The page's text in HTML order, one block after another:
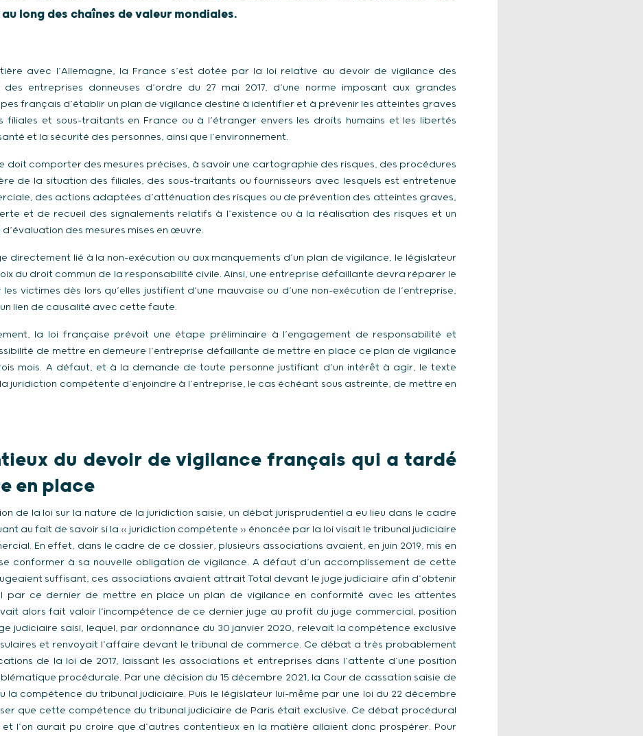
long des chaînes de valeur mondiales.
avec l’Allemagne, la France s’est dotée par la loi relative au devoir de vigilance des
entreprises donneuses d’ordre du 27 mai 2017, d’une norme imposant aux grandes
français d’établir un plan de vigilance destiné à identifier et à prévenir les atteintes graves
filiales et sous-traitants en France ou à l’étranger envers les droits humains et les libertés
et la sécurité des personnes, ainsi que l’environnement.
doit comporter des mesures précises, à savoir une cartographie des risques, des procédures
de la situation des filiales, des sous-traitants ou fournisseurs avec lesquels est entretenue
des actions adaptées d’atténuation des risques ou de prévention des atteintes graves,
et de recueil des signalements relatifs à l’existence ou à la réalisation des risques et un
des mesures mises en œuvre.
directement lié à la non-exécution ou aux manquements d’un plan de vigilance, le législateur
du droit commun de la responsabilité civile. Ainsi, une entreprise défaillante devra réparer le
victimes dès lors qu’elles justifient d’une mauvaise ou d’une non-exécution de l’entreprise,
lien de causalité avec cette faute.
la loi française prévoit une étape préliminaire à l’engagement de responsabilité et
de mettre en demeure l’entreprise défaillante de mettre en place ce plan de vigilance
mois. A défaut, et à la demande de toute personne justifiant d’un intérêt à agir, le texte
juridiction compétente d’enjoindre à l’entreprise, le cas échéant sous astreinte, de mettre en
du devoir de vigilance français qui a tardé
en place
de la loi sur la nature de la juridiction saisie, un débat jurisprudentiel a eu lieu dans le cadre
au fait de savoir si la « juridiction compétente » énoncée par la loi visait le tribunal judiciaire
En effet, dans le cadre de ce dossier, plusieurs associations avaient, en juin 2019, mis en
conformer à sa nouvelle obligation de vigilance. A défaut d’un accomplissement de cette
suffisant, ces associations avaient attrait Total devant le juge judiciaire afin d’obtenir
par ce dernier de mettre en place un plan de vigilance en conformité avec les attentes
alors fait valoir l’incompétence de ce dernier juge au profit du juge commercial, position
judiciaire saisi, lequel, par ordonnance du 30 janvier 2020, relevait la compétence exclusive
et renvoyait l’affaire devant le tribunal de commerce. Ce débat a très probablement
de la loi de 2017, laissant les associations et entreprises dans l’attente d’une position
procédurale. Par une décision du 15 décembre 2021, la Cour de cassation saisie de
la compétence du tribunal judiciaire. Puis le législateur lui-même par une loi du 22 décembre
que cette compétence du tribunal judiciaire de Paris était exclusive. Ce débat procédural
l’on aurait pu croire que d’autres contentieux en la matière allaient donc prospérer. Pour